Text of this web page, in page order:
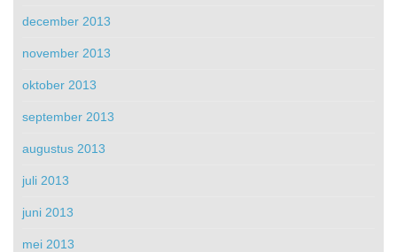
december 2013
november 2013
oktober 2013
september 2013
augustus 2013
juli 2013
juni 2013
mei 2013